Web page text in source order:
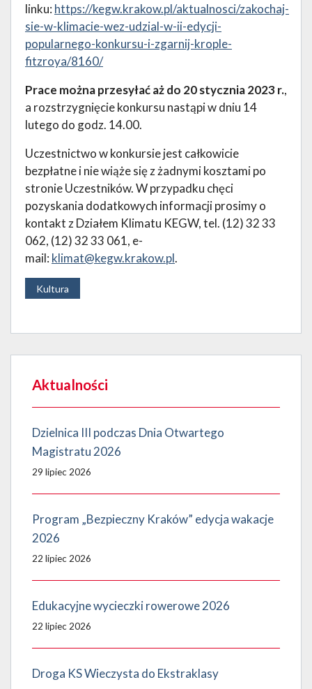
linku: https://kegw.krakow.pl/aktualnosci/zakochaj-
sie-w-klimacie-wez-udzial-w-ii-edycji-
popularnego-konkursu-i-zgarnij-krople-
fitzroya/8160/
Prace można przesyłać aż do 20 stycznia 2023 r.,
a rozstrzygnięcie konkursu nastąpi w dniu 14
lutego do godz. 14.00.
Uczestnictwo w konkursie jest całkowicie
bezpłatne i nie wiąże się z żadnymi kosztami po
stronie Uczestników. W przypadku chęci
pozyskania dodatkowych informacji prosimy o
kontakt z Działem Klimatu KEGW, tel. (12) 32 33
062, (12) 32 33 061, e-
mail: klimat@kegw.krakow.pl.
Kultura
Aktualności
Dzielnica III podczas Dnia Otwartego
Magistratu 2026
29 lipiec 2026
Program „Bezpieczny Kraków” edycja wakacje
2026
22 lipiec 2026
Edukacyjne wycieczki rowerowe 2026
22 lipiec 2026
Droga KS Wieczysta do Ekstraklasy